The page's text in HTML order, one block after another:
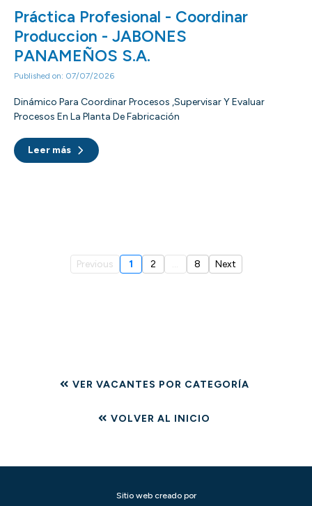
Práctica Profesional - Coordinar
Produccion - JABONES
PANAMEÑOS S.A.
Published on: 07/07/2026
Dinámico Para Coordinar Procesos ,supervisar Y Evaluar
Procesos En La Planta De Fabricación
Leer más
Previous 1 2 ... 8 Next
VER VACANTES POR CATEGORÍA
VOLVER AL INICIO
Sitio web creado por